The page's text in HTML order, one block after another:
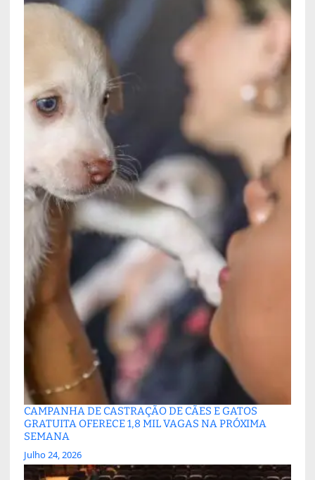
CAMPANHA DE CASTRAÇÃO DE CÃES E GATOS
GRATUITA OFERECE 1,8 MIL VAGAS NA PRÓXIMA
SEMANA
Julho 24, 2026